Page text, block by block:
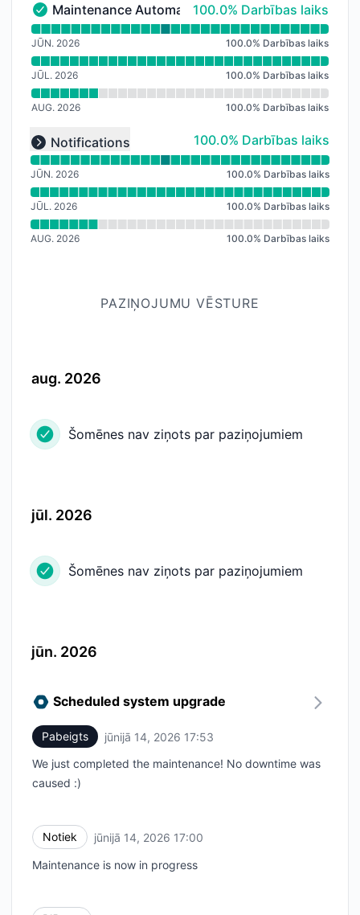
Maintenance Automations - Darbojas
Maintenance Automations100% - Darbības laiks
100.0% Darbības laiks
Lasīt darbības laika grafiku Maintenance Automations
JŪN. 2026 100.0% Darbības laiks
JŪL. 2026 100.0% Darbības laiks
AUG. 2026 100.0% Darbības laiks
Expand group
Notifications 100% - Darbības laiks
100.0% Darbības laiks
Lasīt darbības laika grafiku undefined
JŪN. 2026 100.0% Darbības laiks
JŪL. 2026 100.0% Darbības laiks
AUG. 2026 100.0% Darbības laiks
PAZIŅOJUMU VĒSTURE
aug. 2026
Šomēnes nav ziņots par paziņojumiem
jūl. 2026
Šomēnes nav ziņots par paziņojumiem
jūn. 2026
Scheduled system upgrade
Pabeigts jūnijā 14, 2026 17:53
We just completed the maintenance! No downtime was
caused :)
Notiek jūnijā 14, 2026 17:00
Maintenance is now in progress